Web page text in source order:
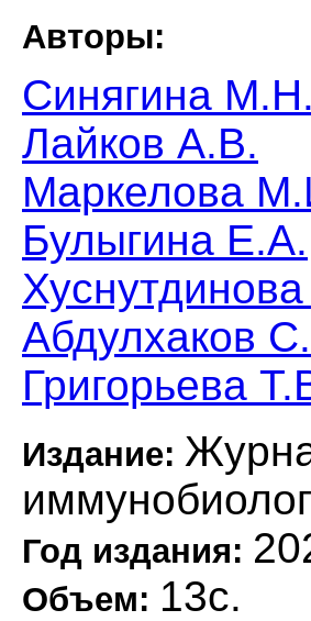
Авторы:
Синягина М.Н.
Лайков А.В.
Маркелова
Булыгина Е.А.
Абдулхаков
Григорьева
Издание:
Год издания:
Объем: 13с.